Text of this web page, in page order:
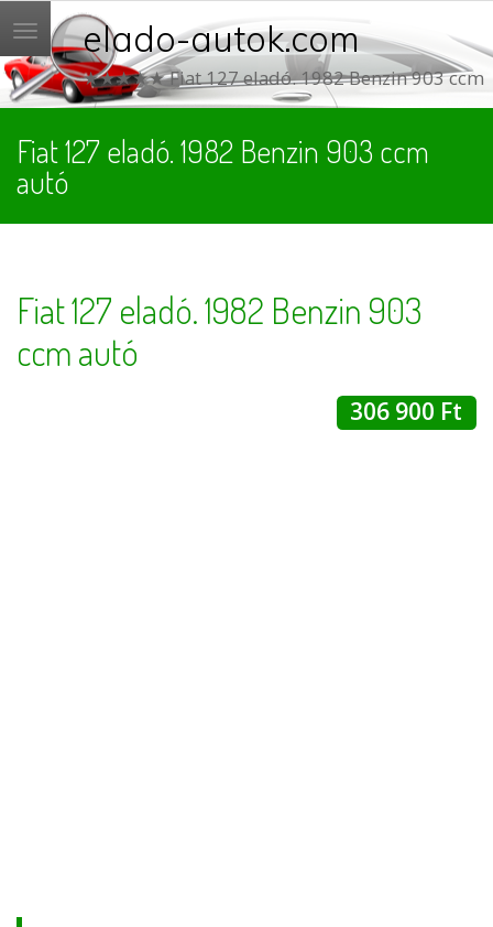
Menü elado-autok.com
★★★★★ Fiat 127 eladó. 1982 Benzin 903 ccm
Fiat 127 eladó. 1982 Benzin 903 ccm
autó
Fiat 127 eladó. 1982 Benzin 903
ccm autó
306 900 Ft